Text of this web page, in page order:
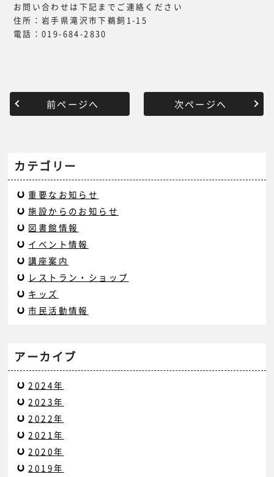
お問い合わせは下記までご連絡ください
住所：岩手県滝沢市下鵜飼1-15
電話：019-684-2830
前ページへ 次ページへ
カテゴリー
重要なお知らせ
施設からのお知らせ
図書館情報
イベント情報
講座案内
レストラン・ショップ
キッズ
市民活動情報
アーカイブ
2024年
2023年
2022年
2021年
2020年
2019年